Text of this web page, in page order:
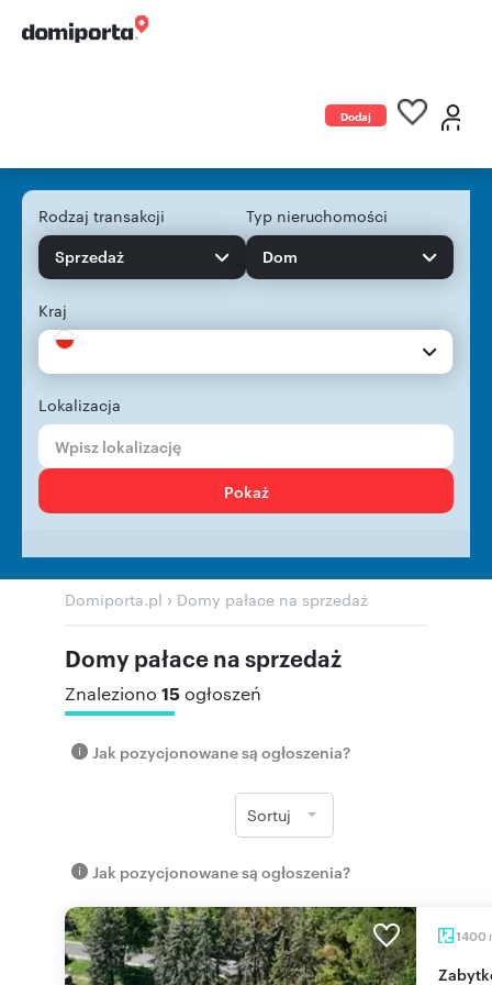
Dodaj
Rodzaj transakcji
Sprzedaż
Typ nieruchomości
Dom
Kraj
Lokalizacja
Pokaż
Domiporta.pl › Domy pałace na sprzedaż
Domy pałace na sprzedaż
Znaleziono 15ogłoszeń
Jak pozycjonowane są ogłoszenia?
Sortuj
Jak pozycjonowane są ogłoszenia?
1400
Zabytkowy pałac z 6 ha parku - potencjał